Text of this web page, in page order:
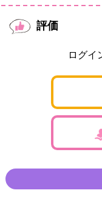
評価
ログイ